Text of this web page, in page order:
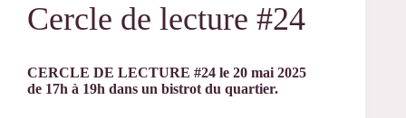
Cercle de lecture #24
CERCLE DE LECTURE #24 le 20 mai 2025
de 17h à 19h dans un bistrot du quartier.